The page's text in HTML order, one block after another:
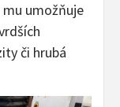
umožňuje
či hrubá